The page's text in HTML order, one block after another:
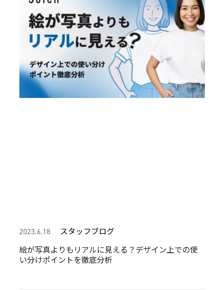
2023.6.18
スタッフブログ
絵が写真よりもリアルに見える？デザイン上での使
い分けポイントを徹底分析